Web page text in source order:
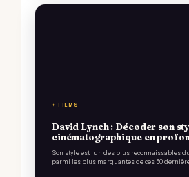
✦ FILMS
David Lynch : Décoder son
cinématographique en
Son style est l’un des plus reconnaissables
parmi les plus marquantes de ces 50